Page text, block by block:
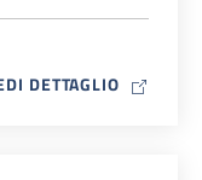
DETTAGLIO MAP ICON